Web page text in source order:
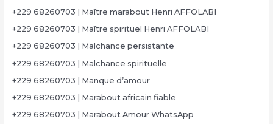
+229 68260703 | Maître marabout Henri AFFOLABI
+229 68260703 | Maître spirituel Henri AFFOLABI
+229 68260703 | Malchance persistante
+229 68260703 | Malchance spirituelle
+229 68260703 | Manque d’amour
+229 68260703 | Marabout africain fiable
+229 68260703 | Marabout Amour WhatsApp